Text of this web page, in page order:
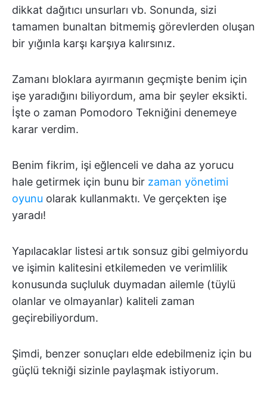
dikkat dağıtıcı unsurları vb. Sonunda, sizi
tamamen bunaltan bitmemiş görevlerden oluşan
bir yığınla karşı karşıya kalırsınız.
Zamanı bloklara ayırmanın geçmişte benim için
işe yaradığını biliyordum, ama bir şeyler eksikti.
İşte o zaman Pomodoro Tekniğini denemeye
karar verdim.
Benim fikrim, işi eğlenceli ve daha az yorucu
hale getirmek için bunu bir zaman yönetimi
oyunu olarak kullanmaktı. Ve gerçekten işe
yaradı!
Yapılacaklar listesi artık sonsuz gibi gelmiyordu
ve işimin kalitesini etkilemeden ve verimlilik
konusunda suçluluk duymadan ailemle (tüylü
olanlar ve olmayanlar) kaliteli zaman
geçirebiliyordum.
Şimdi, benzer sonuçları elde edebilmeniz için bu
güçlü tekniği sizinle paylaşmak istiyorum.